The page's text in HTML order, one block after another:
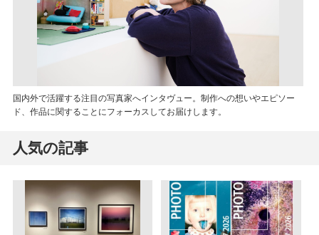
国内外で活躍する注目の写真家へインタヴュー。制作への想いやエピソー
ド、作品に関することにフォーカスしてお届けします。
人気の記事